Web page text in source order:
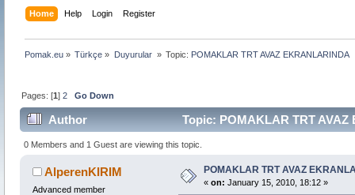
Home Help Login Register
Pomak.eu » Türkçe » Duyurular » Topic: POMAKLAR TRT AVAZ EKRANLARINDA
Pages: [1]2 Go Down
Author Topic: POMAKLAR TRT
0 Members and 1 Guest are viewing this topic.
AlperenKIRIM
Advanced member
POMAKLAR TRT AVAZ
« on: January 15, 2010, 18:12 »